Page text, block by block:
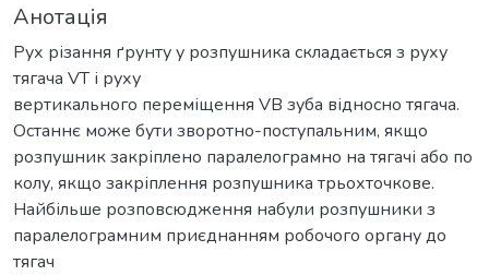
Анотація
Рух різання ґрунту у розпушника складається з руху
тягача VТ і руху
вертикального переміщення VВ зуба відносно тягача.
Останнє може бути зворотно-поступальним, якщо
розпушник закріплено паралелограмно на тягачі або по
колу, якщо закріплення розпушника трьохточкове.
Найбільше розповсюдження набули розпушники з
паралелограмним приєднанням робочого органу до
тягач